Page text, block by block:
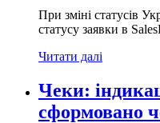
При зміні статусів
статусу заявки в
Читати далі
Чеки:
сформовано